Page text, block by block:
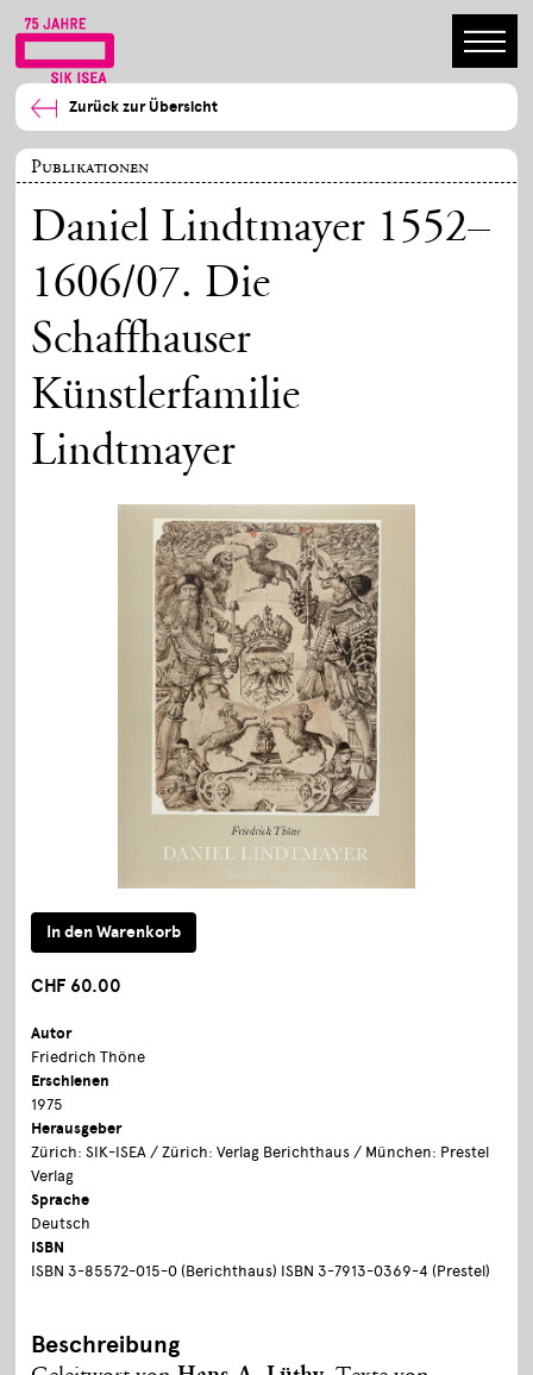
Zurück zur Übersicht
Publikationen
Daniel Lindtmayer 1552–
1606/07. Die
Schaffhauser
Künstlerfamilie
Lindtmayer
CHF 60.00
Autor
Friedrich Thöne
Erschienen
1975
Herausgeber
Zürich: SIK-ISEA / Zürich: Verlag Berichthaus / München: Prestel
Verlag
Sprache
Deutsch
ISBN
ISBN 3-85572-015-0 (Berichthaus) ISBN 3-7913-0369-4 (Prestel)
Beschreibung